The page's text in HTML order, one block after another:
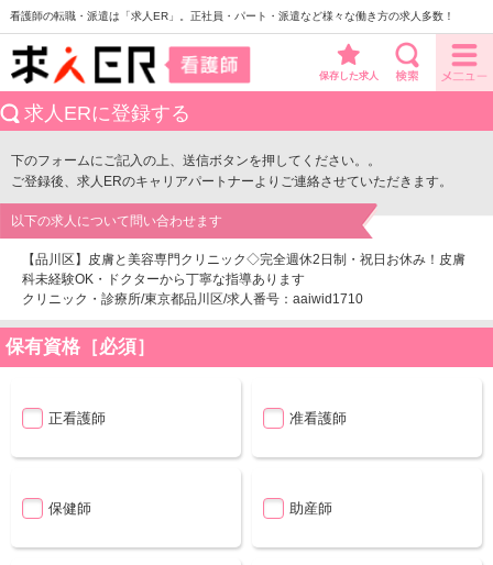
看護師の転職・派遣は「求人ER」。正社員・パート・派遣など様々な働き方の求人多数！
保存した求人
求人ERに登録する
下のフォームにご記入の上、送信ボタンを押してください。。
ご登録後、求人ERのキャリアパートナーよりご連絡させていただきます。
以下の求人について問い合わせます
【品川区】皮膚と美容専門クリニック◇完全週休2日制・祝日お休み！皮膚
科未経験OK・ドクターから丁寧な指導あります
クリニック・診療所/東京都品川区/求人番号：aaiwid1710
保有資格［必須］
正看護師 准看護師
保健師 助産師